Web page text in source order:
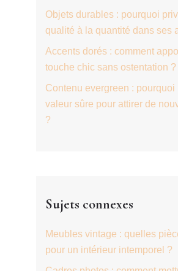
Objets durables : pourquoi
qualité à la quantité dans ses
Accents dorés : comment
touche chic sans ostentation ?
Contenu evergreen : pourquoi
valeur sûre pour attirer de
?
Sujets connexes
Meubles vintage : quelles
pour un intérieur intemporel ?